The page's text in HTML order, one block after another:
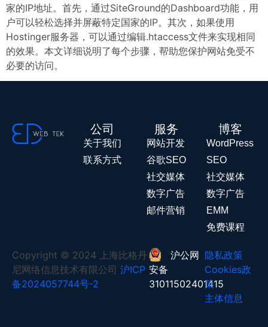
家的IP地址。首先，通过SiteGround的Dashboard功能，用
户可以轻松选择并屏蔽特定国家的IP。其次，如果使用
Hostinger服务器，可以通过编辑.htaccess文件来实现相同
的效果。本文详细说明了每个步骤，帮助您保护网站免受不
必要的访问。
公司
关于我们
联系方式
服务
网站开发
谷歌SEO
社交媒体
数字广告
邮件营销
博客
WordPress
SEO
社交媒体
数字广告
EMM
免费课程
Copyright © 2024 上海比格丹
尼网络信息技术有限公司 沪ICP
备2024057744号-2
沪公网
安备
31011502401415
隐私政策
Cookies政
策
主体信息